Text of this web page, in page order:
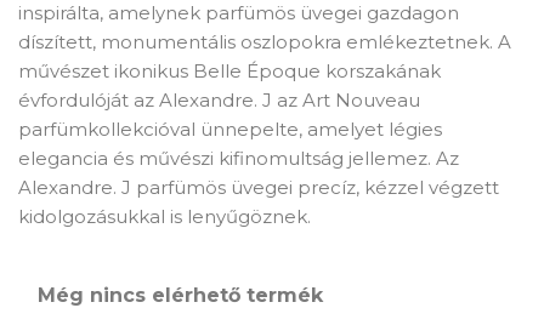
inspirálta, amelynek parfümös üvegei gazdagon
díszített, monumentális oszlopokra emlékeztetnek. A
művészet ikonikus Belle Époque korszakának
évfordulóját az Alexandre. J az Art Nouveau
parfümkollekcióval ünnepelte, amelyet légies
elegancia és művészi kifinomultság jellemez. Az
Alexandre. J parfümös üvegei precíz, kézzel végzett
kidolgozásukkal is lenyűgöznek.
Még nincs elérhető termék